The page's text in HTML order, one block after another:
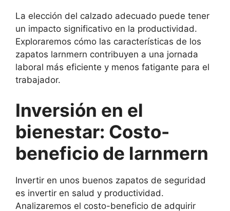
La elección del calzado adecuado puede tener
un impacto significativo en la productividad.
Exploraremos cómo las características de los
zapatos larnmern contribuyen a una jornada
laboral más eficiente y menos fatigante para el
trabajador.
Inversión en el
bienestar: Costo-
beneficio de larnmern
Invertir en unos buenos zapatos de seguridad
es invertir en salud y productividad.
Analizaremos el costo-beneficio de adquirir